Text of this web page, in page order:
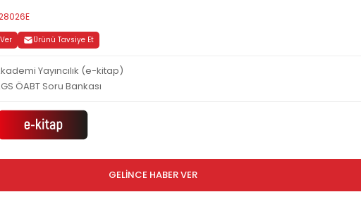
Ürünü Tavsiye Et
Yayıncılık (e-kitap)
ÖABT Soru Bankası
GELİNCE HABER VER